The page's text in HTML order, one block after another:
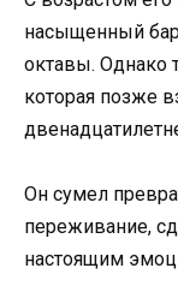
насыщенный
октавы. Однако
которая позже
Он сумел
переживание,
настоящим